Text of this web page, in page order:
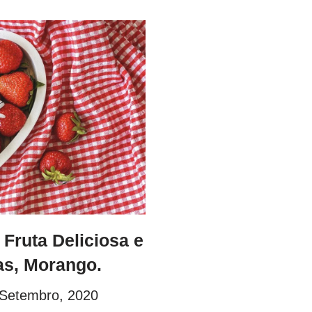
m
bl
r
ar
e
Deliciosa e
Morango.
2020